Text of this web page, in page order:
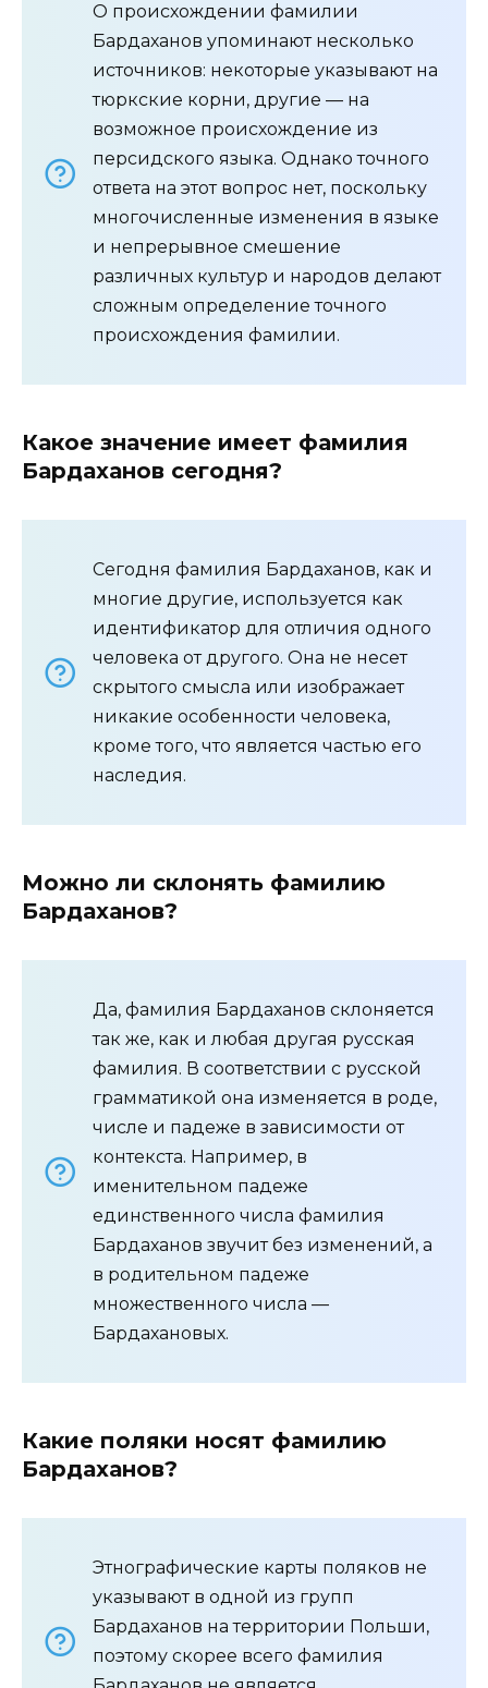
О происхождении фамилии
Бардаханов упоминают несколько
источников: некоторые указывают на
тюркские корни, другие — на
возможное происхождение из
персидского языка. Однако точного
ответа на этот вопрос нет, поскольку
многочисленные изменения в языке
и непрерывное смешение
различных культур и народов делают
сложным определение точного
происхождения фамилии.
Какое значение имеет фамилия
Бардаханов сегодня?
Сегодня фамилия Бардаханов, как и
многие другие, используется как
идентификатор для отличия одного
человека от другого. Она не несет
скрытого смысла или изображает
никакие особенности человека,
кроме того, что является частью его
наследия.
Можно ли склонять фамилию
Бардаханов?
Да, фамилия Бардаханов склоняется
так же, как и любая другая русская
фамилия. В соответствии с русской
грамматикой она изменяется в роде,
числе и падеже в зависимости от
контекста. Например, в
именительном падеже
единственного числа фамилия
Бардаханов звучит без изменений, а
в родительном падеже
множественного числа —
Бардахановых.
Какие поляки носят фамилию
Бардаханов?
Этнографические карты поляков не
указывают в одной из групп
Бардаханов на территории Польши,
поэтому скорее всего фамилия